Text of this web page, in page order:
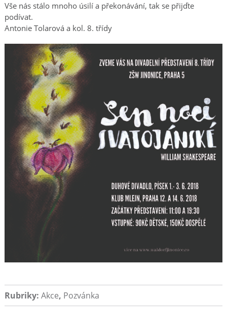
Vše nás stálo mnoho úsilí a překonávání, tak se přijďte
podívat.
Antonie Tolarová a kol. 8. třídy
Rubriky: Akce, Pozvánka